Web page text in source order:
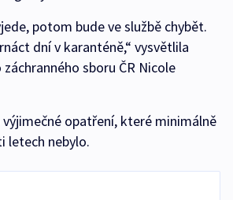
potom bude ve službě chybět.
dní v karanténě,“ vysvětlila
sboru ČR Nicole
výjimečné opatření, které minimálně
letech nebylo.